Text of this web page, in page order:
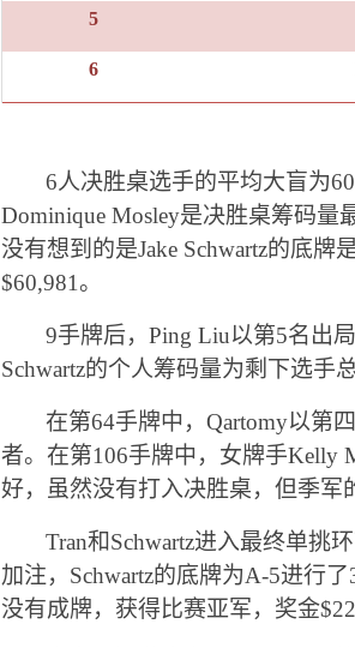
5
6
6人决胜桌选手的平均大盲为
Dominique Mosley是决胜桌筹码
没有想到的是Jake Schwartz的底
$60,981。
9手牌后，Ping Liu以第5名出
Schwartz的个人筹码量为剩下选手
在第64手牌中，Qartomy以第
者。在第106手牌中，女牌手Kelly
好，虽然没有打入决胜桌，但季军
Tran和Schwartz进入最终单挑
加注，Schwartz的底牌为A-5进行
没有成牌，获得比赛亚军，奖金